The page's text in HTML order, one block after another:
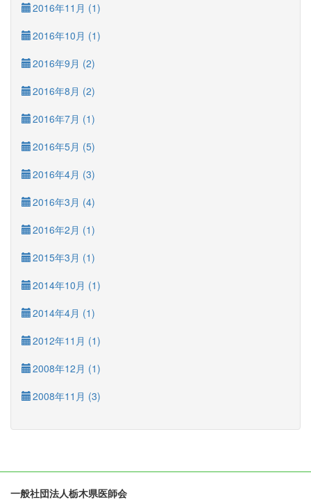
2016年11月 (1)
2016年10月 (1)
2016年9月 (2)
2016年8月 (2)
2016年7月 (1)
2016年5月 (5)
2016年4月 (3)
2016年3月 (4)
2016年2月 (1)
2015年3月 (1)
2014年10月 (1)
2014年4月 (1)
2012年11月 (1)
2008年12月 (1)
2008年11月 (3)
一般社団法人栃木県医師会